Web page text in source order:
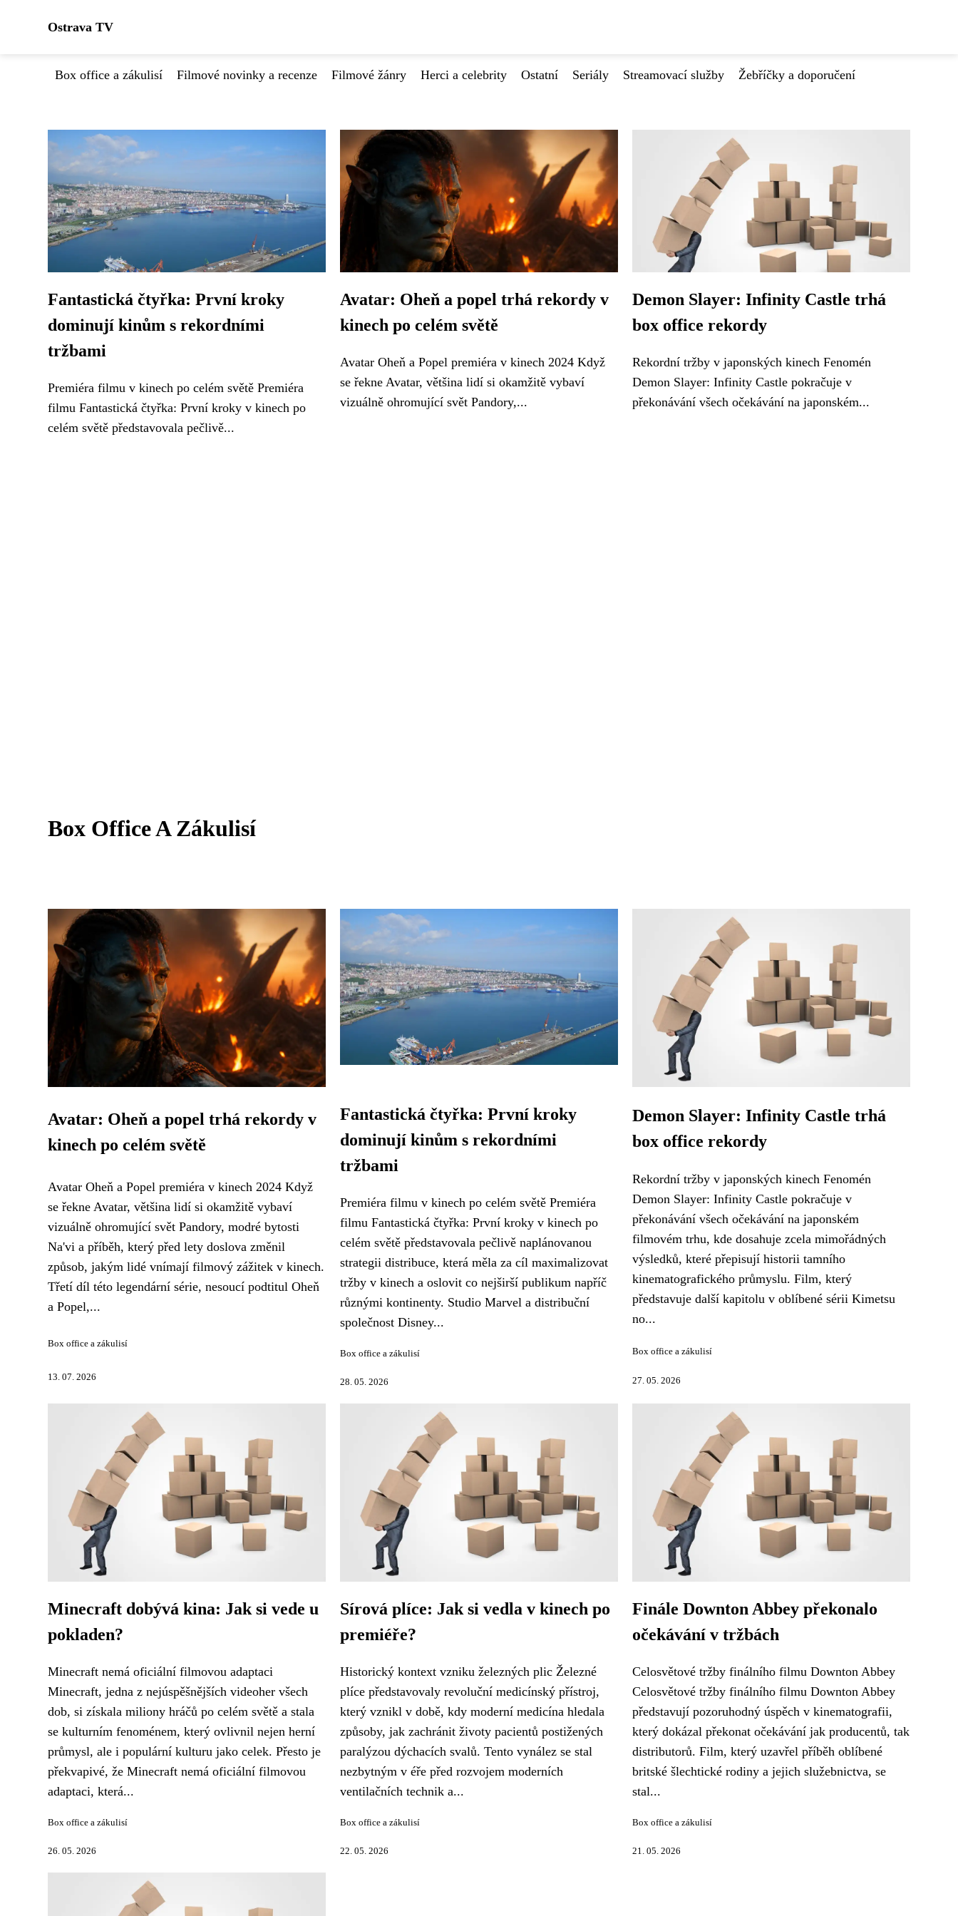
Ostrava TV
Box office a zákulisí Filmové novinky a recenze Filmové žánry Herci a celebrity Ostatní Seriály Streamovací služby Žebříčky a doporučení
Fantastická čtyřka: První kroky
dominují kinům s rekordními
tržbami
Premiéra filmu v kinech po celém světě Premiéra
filmu Fantastická čtyřka: První kroky v kinech po
celém světě představovala pečlivě...
Avatar: Oheň a popel trhá rekordy v
kinech po celém světě
Avatar Oheň a Popel premiéra v kinech 2024 Když
se řekne Avatar, většina lidí si okamžitě vybaví
vizuálně ohromující svět Pandory,...
Demon Slayer: Infinity Castle trhá
box office rekordy
Rekordní tržby v japonských kinech Fenomén
Demon Slayer: Infinity Castle pokračuje v
překonávání všech očekávání na japonském...
Box Office A Zákulisí
Avatar: Oheň a popel trhá rekordy v
kinech po celém světě
Avatar Oheň a Popel premiéra v kinech 2024 Když
se řekne Avatar, většina lidí si okamžitě vybaví
vizuálně ohromující svět Pandory, modré bytosti
Na'vi a příběh, který před lety doslova změnil
způsob, jakým lidé vnímají filmový zážitek v kinech.
Třetí díl této legendární série, nesoucí podtitul Oheň
a Popel,...
Box office a zákulisí
13. 07. 2026
Fantastická čtyřka: První kroky
dominují kinům s rekordními
tržbami
Premiéra filmu v kinech po celém světě Premiéra
filmu Fantastická čtyřka: První kroky v kinech po
celém světě představovala pečlivě naplánovanou
strategii distribuce, která měla za cíl maximalizovat
tržby v kinech a oslovit co nejširší publikum napříč
různými kontinenty. Studio Marvel a distribuční
společnost Disney...
Box office a zákulisí
28. 05. 2026
Demon Slayer: Infinity Castle trhá
box office rekordy
Rekordní tržby v japonských kinech Fenomén
Demon Slayer: Infinity Castle pokračuje v
překonávání všech očekávání na japonském
filmovém trhu, kde dosahuje zcela mimořádných
výsledků, které přepisují historii tamního
kinematografického průmyslu. Film, který
představuje další kapitolu v oblíbené sérii Kimetsu
no...
Box office a zákulisí
27. 05. 2026
Minecraft dobývá kina: Jak si vede u
pokladen?
Minecraft nemá oficiální filmovou adaptaci
Minecraft, jedna z nejúspěšnějších videoher všech
dob, si získala miliony hráčů po celém světě a stala
se kulturním fenoménem, který ovlivnil nejen herní
průmysl, ale i populární kulturu jako celek. Přesto je
překvapivé, že Minecraft nemá oficiální filmovou
adaptaci, která...
Box office a zákulisí
26. 05. 2026
Sírová plíce: Jak si vedla v kinech po
premiéře?
Historický kontext vzniku železných plic Železné
plíce představovaly revoluční medicínský přístroj,
který vznikl v době, kdy moderní medicína hledala
způsoby, jak zachránit životy pacientů postižených
paralýzou dýchacích svalů. Tento vynález se stal
nezbytným v éře před rozvojem moderních
ventilačních technik a...
Box office a zákulisí
22. 05. 2026
Finále Downton Abbey překonalo
očekávání v tržbách
Celosvětové tržby finálního filmu Downton Abbey
Celosvětové tržby finálního filmu Downton Abbey
představují pozoruhodný úspěch v kinematografii,
který dokázal překonat očekávání jak producentů, tak
distributorů. Film, který uzavřel příběh oblíbené
britské šlechtické rodiny a jejich služebnictva, se
stal...
Box office a zákulisí
21. 05. 2026